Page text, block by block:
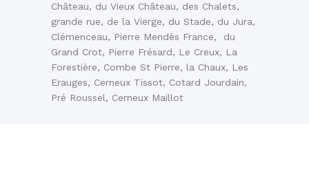
Château, du Vieux Château, des Chalets,
grande rue, de la Vierge, du Stade, du Jura,
Clémenceau, Pierre Mendès France, du
Grand Crot, Pierre Frésard, Le Creux, La
Forestière, Combe St Pierre, la Chaux, Les
Erauges, Cerneux Tissot, Cotard Jourdain,
Pré Roussel, Cerneux Maillot